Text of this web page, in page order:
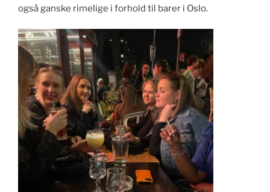
også ganske rimelige i forhold til barer i Oslo.